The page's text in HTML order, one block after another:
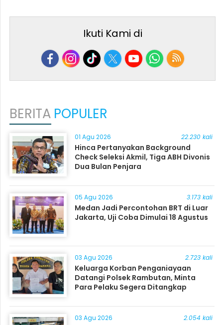
Ikuti Kami di
BERITA POPULER
01 Agu 2026 22.230 kali
Hinca Pertanyakan Background
Check Seleksi Akmil, Tiga ABH Divonis
Dua Bulan Penjara
05 Agu 2026 3.173 kali
Medan Jadi Percontohan BRT di Luar
Jakarta, Uji Coba Dimulai 18 Agustus
03 Agu 2026 2.723 kali
Keluarga Korban Penganiayaan
Datangi Polsek Rambutan, Minta
Para Pelaku Segera Ditangkap
03 Agu 2026 2.054 kali